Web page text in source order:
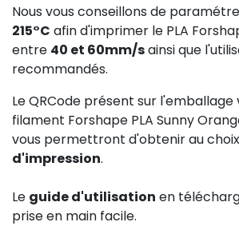
Nous vous conseillons de
215°C afin d'imprimer le PLA
entre 40 et 60mm/sainsi que
recommandés.
Le QRCode présent sur
filament Forshape PLA Sunny
vous permettront d'obtenir au
d'impression.
Le guide d'utilisation en
prise en main facile.